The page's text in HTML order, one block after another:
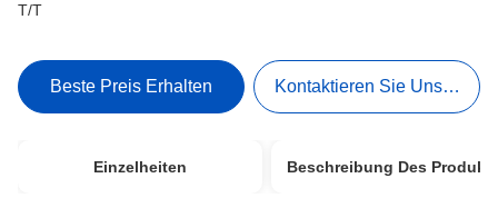
T/T
Beste Preis Erhalten Kontaktieren Sie Uns Jetzt
Einzelheiten Beschreibung Des